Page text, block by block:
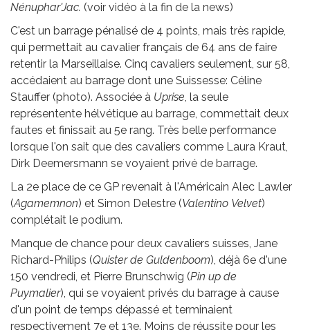
Nénuphar'Jac. (voir vidéo à la fin de la news)
C'est un barrage pénalisé de 4 points, mais très rapide,
qui permettait au cavalier français de 64 ans de faire
retentir la Marseillaise. Cinq cavaliers seulement, sur 58,
accédaient au barrage dont une Suissesse: Céline
Stauffer (photo). Associée à Uprise, la seule
représentente hélvétique au barrage, commettait deux
fautes et finissait au 5e rang. Très belle performance
lorsque l'on sait que des cavaliers comme Laura Kraut,
Dirk Deemersmann se voyaient privé de barrage.
La 2e place de ce GP revenait à l'Américain Alec Lawler
(Agamemnon) et Simon Delestre (Valentino Velvet)
complétait le podium.
Manque de chance pour deux cavaliers suisses, Jane
Richard-Philips (Quister de Guldenboom), déjà 6e d'une
150 vendredi, et Pierre Brunschwig (Pin up de
Puymalier), qui se voyaient privés du barrage à cause
d'un point de temps dépassé et terminaient
respectivement 7e et 13e. Moins de réussite pour les